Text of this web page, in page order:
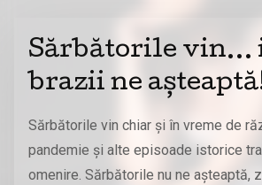
Sărbătorile vin…
brazii ne
Sărbătorile vin chiar și în vreme de
pandemie și alte episoade istorice
omenire. Sărbătorile nu ne așteaptă,